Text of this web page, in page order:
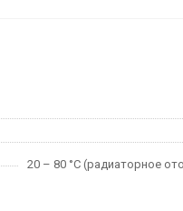
20 – 80 °C (радиаторное